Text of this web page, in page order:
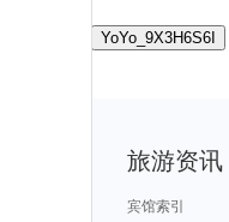
YoYo_9X3H6S6I
旅游资讯
宾馆索引